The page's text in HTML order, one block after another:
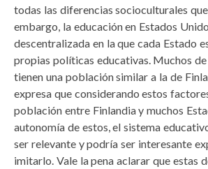
todas las diferencias socioculturales
embargo, la educación en Estados
descentralizada en la que cada Estado
propias políticas educativas. Muchos
tienen una población similar a la de
expresa que considerando estos
población entre Finlandia y muchos
autonomía de estos, el sistema
ser relevante y podría ser interesante
imitarlo. Vale la pena aclarar que estas